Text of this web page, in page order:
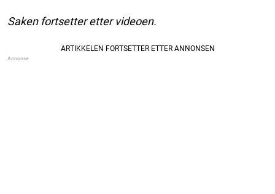
Saken fortsetter etter videoen.